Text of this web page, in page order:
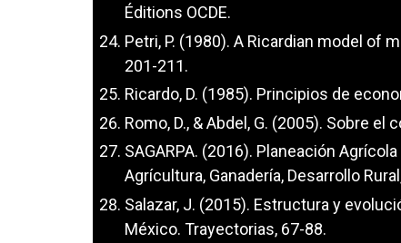
Éditions OCDE.
Petri, P. (1980). A Ricardian model of
201-211.
Ricardo, D. (1985). Principios de
Romo, D., & Abdel, G. (2005). Sobre
SAGARPA. (2016). Planeación
Agrícultura, Ganadería, Desarrollo
Salazar, J. (2015). Estructura y
México. Trayectorias, 67-88.